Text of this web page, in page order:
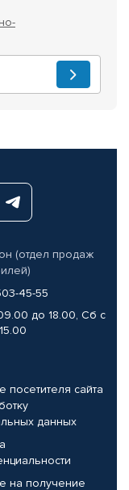
(отдел продаж
45-55
до 18.00, Сб с
посетителя сайта
данных
на получение